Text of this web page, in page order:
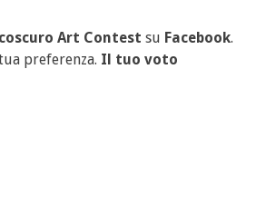
Art Contest su Facebook.
preferenza. Il tuo voto